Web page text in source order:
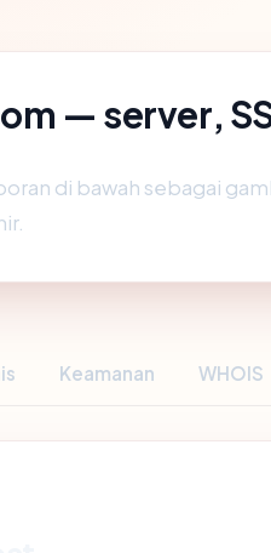
— server,
di bawah sebagai
Keamanan WHOIS